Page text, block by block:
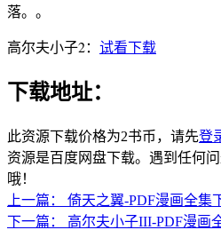
落。。
高尔夫小子2： 试看下载
下载地址：
此资源下载价格为2书币，请先登
资源是百度网盘下载。遇到任何
哦！
上一篇：
倚天之翼-PDF漫画全集
下一篇：
高尔夫小子III-PDF漫画